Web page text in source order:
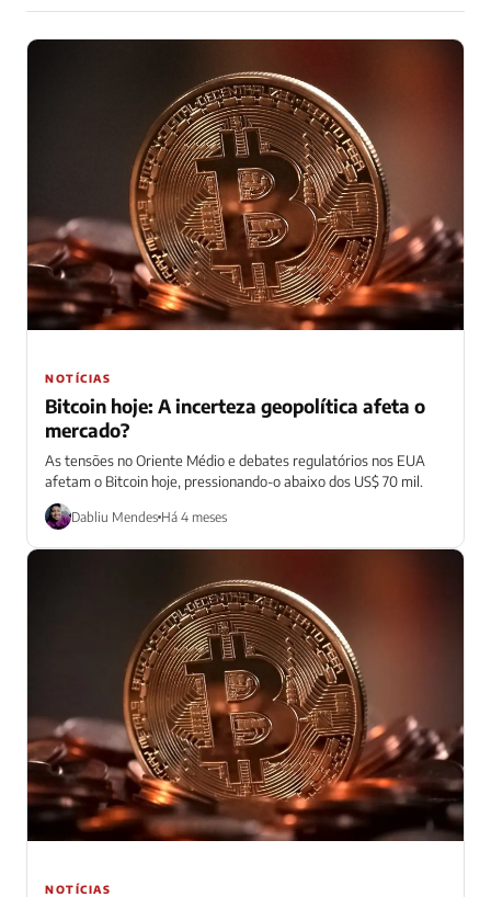
NOTÍCIAS
Bitcoin hoje: A incerteza geopolítica afeta o
mercado?
As tensões no Oriente Médio e debates regulatórios nos EUA
afetam o Bitcoin hoje, pressionando-o abaixo dos US$ 70 mil.
Dabliu Mendes Há 4 meses
NOTÍCIAS